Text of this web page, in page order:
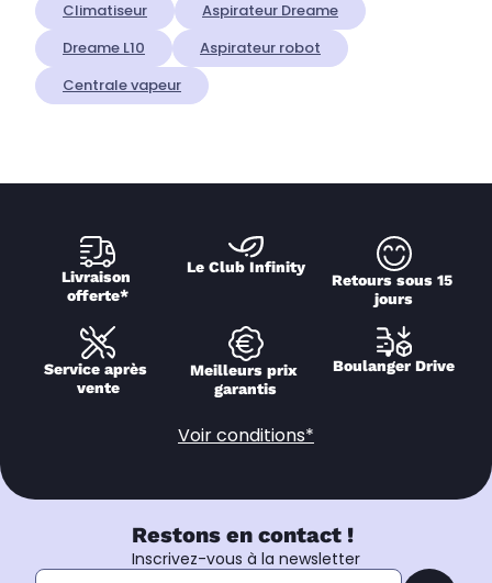
Climatiseur
Aspirateur Dreame
Dreame L10
Aspirateur robot
Centrale vapeur
Livraison
offerte*
Le Club Infinity
Retours sous 15
jours
Service après
vente
Meilleurs prix
garantis
Boulanger Drive
Voir conditions*
Restons en contact !
Inscrivez-vous à la newsletter